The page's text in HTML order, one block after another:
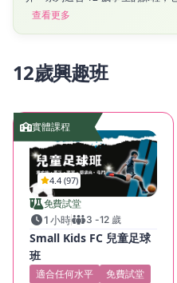
戰、體能鍛鍊與科技應用，幫助
查看更多
12歲興趣班
4.4 (97)
免費試堂
1 小時 3 -12 歲
Small Kids FC 兒童足球
班
適合任何水平
免費試堂
實體課程